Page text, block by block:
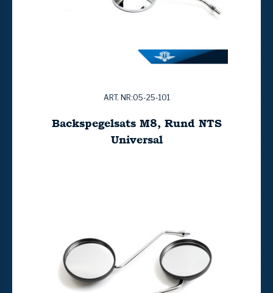
ART. NR:05-25-101
Backspegelsats M8, Rund NTS
Universal